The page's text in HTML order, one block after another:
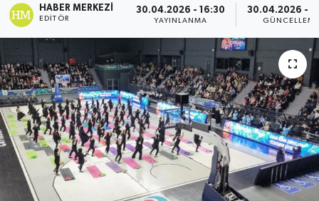
HABER MERKEZI
EDITÖR
30.04.2026 - 16:30
YAYINLANMA
30.04.2026 -
Son Dakika Haberleri
Haber Arşivi